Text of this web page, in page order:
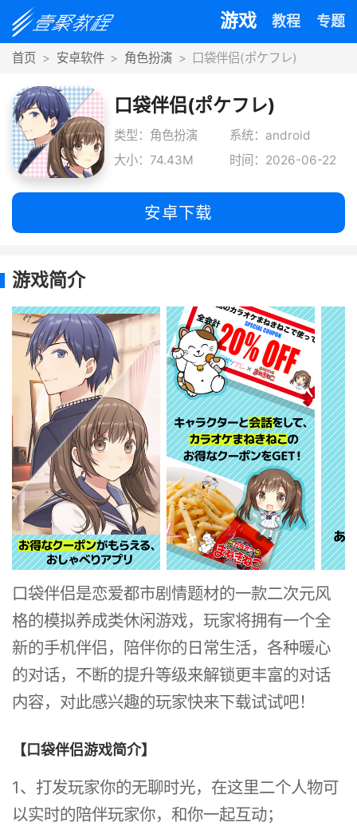
游戏 教程 专题
首页 安卓软件 角色扮演 口袋伴侣(ポケフレ)
口袋伴侣(ポケフレ)
类型：角色扮演
系统：android
大小：74.43M
时间：2026-06-22
安卓下载
游戏简介
口袋伴侣是恋爱都市剧情题材的一款二次元风
格的模拟养成类休闲游戏，玩家将拥有一个全
新的手机伴侣，陪伴你的日常生活，各种暖心
的对话，不断的提升等级来解锁更丰富的对话
内容，对此感兴趣的玩家快来下载试试吧！
【口袋伴侣游戏简介】
1、打发玩家你的无聊时光，在这里二个人物可
以实时的陪伴玩家你，和你一起互动；